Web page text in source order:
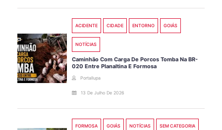
ACIDENTE CIDADE ENTORNO GOIÁS
NOTÍCIAS
Caminhão Com Carga De Porcos Tomba Na BR-
020 Entre Planaltina E Formosa
Portallupa
13 De Julho De 2026
FORMOSA GOIÁS NOTÍCIAS SEM CATEGORIA